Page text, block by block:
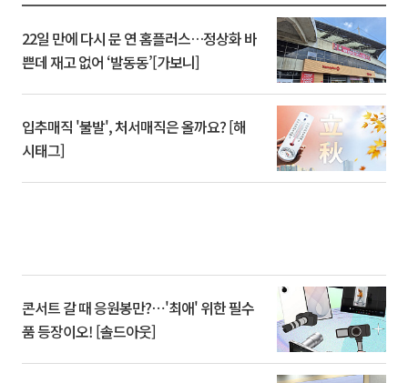
22일 만에 다시 문 연 홈플러스…정상화 바
쁜데 재고 없어 ‘발동동’[가보니]
입추매직 '불발', 처서매직은 올까요? [해
시태그]
콘서트 갈 때 응원봉만?⋯'최애' 위한 필수
품 등장이오! [솔드아웃]